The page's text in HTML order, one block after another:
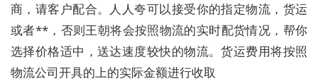
商，请客户配合。人人夸可以接受你的指定物流，货运
或者**，否则王朝将会按照物流的实时配货情况，帮你
选择价格适中，送达速度较快的物流。货运费用将按照
物流公司开具的上的实际金额进行收取